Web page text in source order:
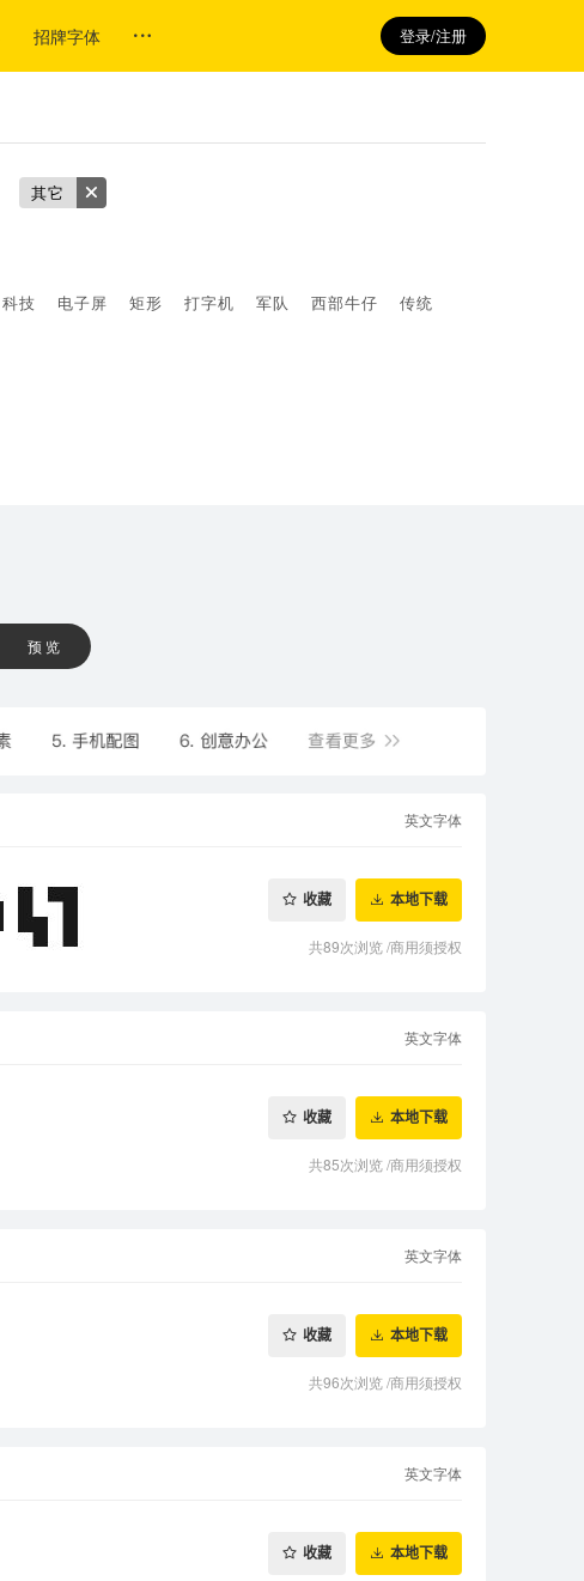
招牌字体 登录/注册
其它
科技 电子屏 矩形 打字机 军队 西部牛仔
传统
预 览
英文字体
收藏 本地下载
共89次浏览/商用须授权
英文字体
收藏 本地下载
共85次浏览/商用须授权
英文字体
收藏 本地下载
共96次浏览/商用须授权
英文字体
收藏 本地下载